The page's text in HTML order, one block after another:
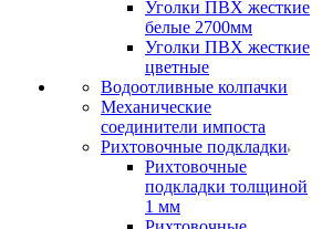
Уголки ПВХ жесткие
белые 2700мм
Уголки ПВХ жесткие
цветные
Водоотливные колпачки
Механические
соединители импоста
Рихтовочные подкладки
Рихтовочные
подкладки толщиной
1 мм